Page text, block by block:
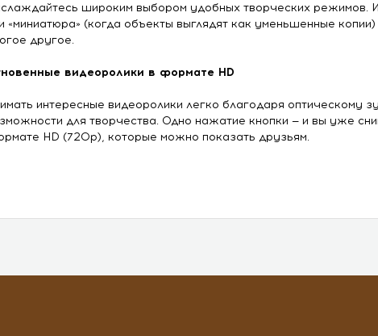
широким выбором удобных творческих режимов.
«миниатюра» (когда объекты выглядят как уменьшенные
другое.
видеоролики в формате HD
интересные видеоролики легко благодаря оптическому
для творчества. Одно нажатие кнопки — и вы уже
HD (720p), которые можно показать друзьям.